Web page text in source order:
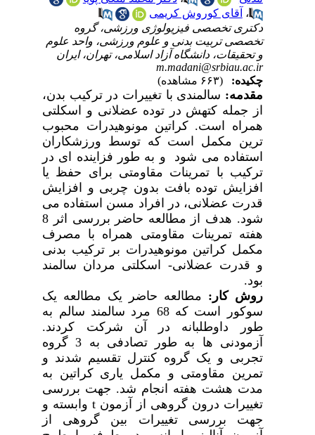
،آقای کوروش کریمی
دکتری تخصصی فیزیولوژی ورزشی، گروه
تخصصی تربیت بدنی و علوم ورزشی، واحد علوم
و تحقیقات، دانشگاه آزاد اسلامی، تهران، ایران
m.madani@srbiau.ac.ir
چکیده:
مقدمه: سالمندی با تغییرات در ترکیب بدن،
از جمله کتهش در توده عضلانی و اسکلتی
همراه است.کراتین مونوهیدرات محبوب
ترین مکمل است که توسط ورزشکاران
استفاده می شود و به طور فزاینده ای در
ترکیب با تمرینات مقاومتی برای حفظ یا
افزایش توده بافت بدون چربی و افزایش
قدرت عضلانی، در افراد مسن استفاده می
شود.
هدف از مطالعه حاضر بررسی اثر 8
هفته تمرینات مقاومتی همراه با مصرف
مکمل کراتین مونوهیدرات بر ترکیب بدنی
و قدرت عضلانی- اسکلتی مردان سالمند
بود.
روش کار: مطالعه حاضر یک مطالعه یک
سوکور است که 68 مرد سالمند سالم به
طور داوطلبانه در آن شرکت کردند.
آزمودنی ها به طور تصادفی به 3 گروه
تجربی و یک گروه کنترل تقسیم شدندو
تمرین مقاومتی و مکمل یاری کراتینبه
مدت هشت هفته انجام شد.جهت بررسی
تغییرات درون گروهی از آزمونtوابسته و
جهت بررسی تغییرات بین گروهی از